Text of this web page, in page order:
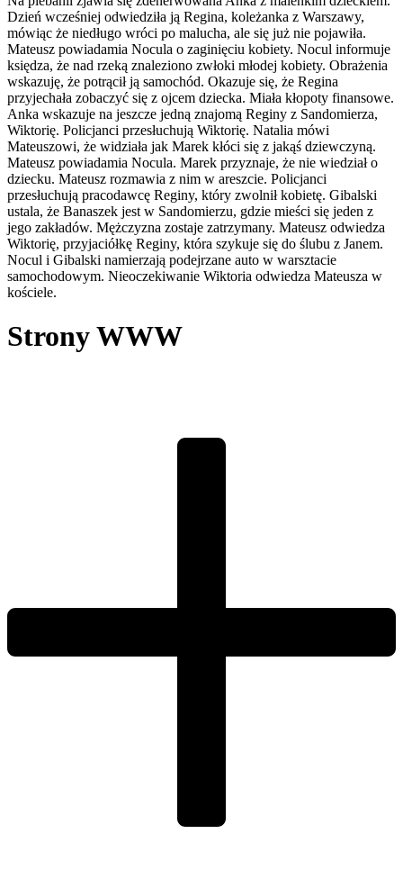
Dzień wcześniej odwiedziła ją Regina, koleżanka z Warszawy,
mówiąc że niedługo wróci po malucha, ale się już nie pojawiła.
Mateusz powiadamia Nocula o zaginięciu kobiety. Nocul informuje
księdza, że nad rzeką znaleziono zwłoki młodej kobiety. Obrażenia
wskazuję, że potrącił ją samochód. Okazuje się, że Regina
przyjechała zobaczyć się z ojcem dziecka. Miała kłopoty finansowe.
Anka wskazuje na jeszcze jedną znajomą Reginy z Sandomierza,
Wiktorię. Policjanci przesłuchują Wiktorię. Natalia mówi
Mateuszowi, że widziała jak Marek kłóci się z jakąś dziewczyną.
Mateusz powiadamia Nocula. Marek przyznaje, że nie wiedział o
dziecku. Mateusz rozmawia z nim w areszcie. Policjanci
przesłuchują pracodawcę Reginy, który zwolnił kobietę. Gibalski
ustala, że Banaszek jest w Sandomierzu, gdzie mieści się jeden z
jego zakładów. Mężczyzna zostaje zatrzymany. Mateusz odwiedza
Wiktorię, przyjaciółkę Reginy, która szykuje się do ślubu z Janem.
Nocul i Gibalski namierzają podejrzane auto w warsztacie
samochodowym. Nieoczekiwanie Wiktoria odwiedza Mateusza w
kościele.
Strony WWW